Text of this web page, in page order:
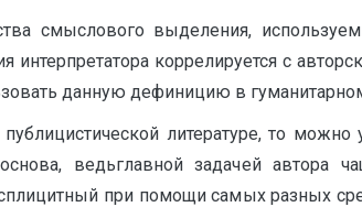
смыслового выделения,
интерпретатора коррелируется с
данную дефиницию в
литературе, то
ведьглавной задачей автора
при помощи самых разных